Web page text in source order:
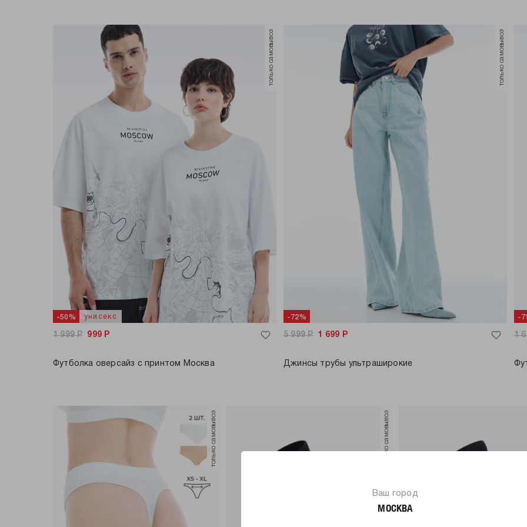
Ваш город
МОСКВА
-50% унисекс
только самовывоз
1 999Р 999 Р
Футболка оверсайз с принтом Москва
-72%
только самовывоз
5 999Р 1 699 Р
Джинсы трубы ультраширокие
-
1
только самовывоз только самовывоз